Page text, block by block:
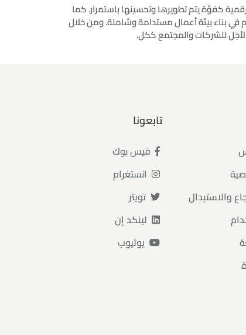
كفؤة يتم تطويرها وتحسينها باستمرار. كما
في بناء بيئة أعمال مستدامة وشاملة. ومن خلال
للشركات والمجتمع ككل.
والاستبدال
تابعونا
فيس بوك
انستغرام
تويتر
لينكد إن
يوتيوب